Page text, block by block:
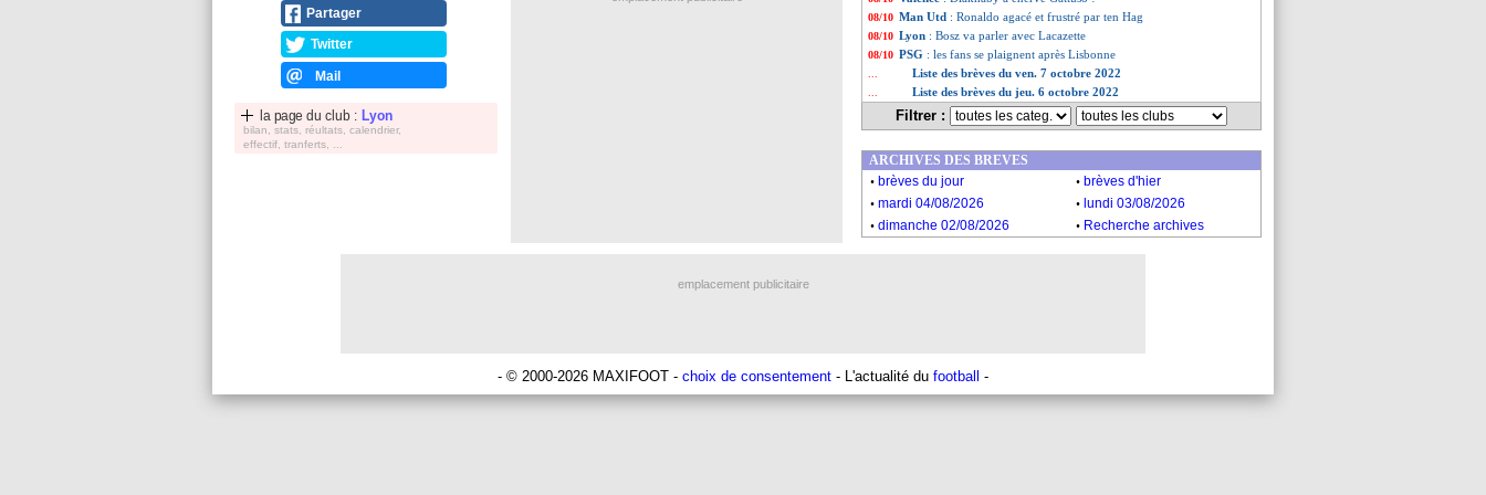
Partager
Twitter
Mail
la page du club : Lyon
bilan, stats, réultats, calendrier,
effectif, tranferts, ...
08/10 Man Utd : Ronaldo agacé et frustré par ten Hag
08/10 Lyon : Bosz va parler avec Lacazette
08/10 PSG : les fans se plaignent après Lisbonne
Liste des brèves du ven. 7 octobre 2022
Liste des brèves du jeu. 6 octobre 2022
Filtrer :
ARCHIVES DES BREVES
. brèves du jour . brèves d'hier
. mardi 04/08/2026 . lundi 03/08/2026
. dimanche 02/08/2026 . Recherche archives
emplacement publicitaire
- © 2000-2026 MAXIFOOT - choix de consentement - L'actualité du football -